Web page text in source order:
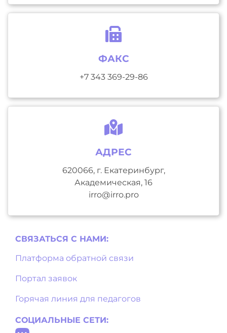
ФАКС
+7 343 369-29-86
АДРЕС
620066, г. Екатеринбург,
Академическая, 16
irro@irro.pro
СВЯЗАТЬСЯ С НAМИ:
Платформа обратной связи
Портал заявок
Горячая линия для педагогов
СОЦИАЛЬНЫЕ СЕТИ: